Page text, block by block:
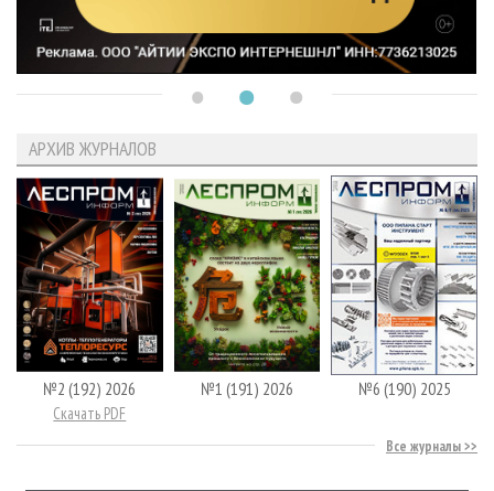
АРХИВ ЖУРНАЛОВ
№2 (192) 2026
Скачать PDF
№1 (191) 2026 №6 (190) 2025
Все журналы